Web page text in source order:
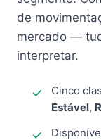
de
mercado —
interpretar.
Cinco
Estável,